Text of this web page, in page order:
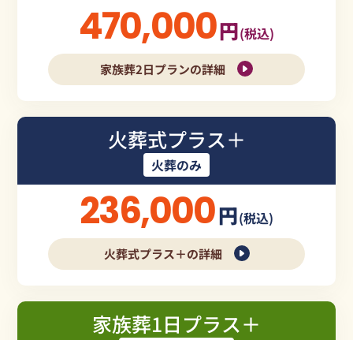
470,000円(税込)
家族葬2日プランの詳細
火葬式プラス＋
火葬のみ
236,000円(税込)
火葬式プラス＋の詳細
家族葬1日プラス＋